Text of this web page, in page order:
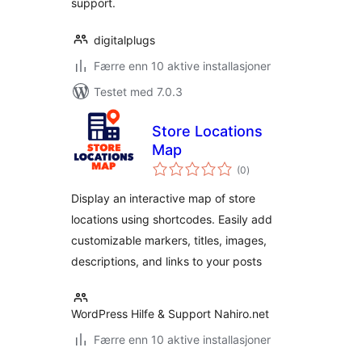
support.
digitalplugs
Færre enn 10 aktive installasjoner
Testet med 7.0.3
Store Locations
Map
(0totale
vurderinger
)
Display an interactive map of store
locations using shortcodes. Easily add
customizable markers, titles, images,
descriptions, and links to your posts
WordPress Hilfe & Support Nahiro.net
Færre enn 10 aktive installasjoner